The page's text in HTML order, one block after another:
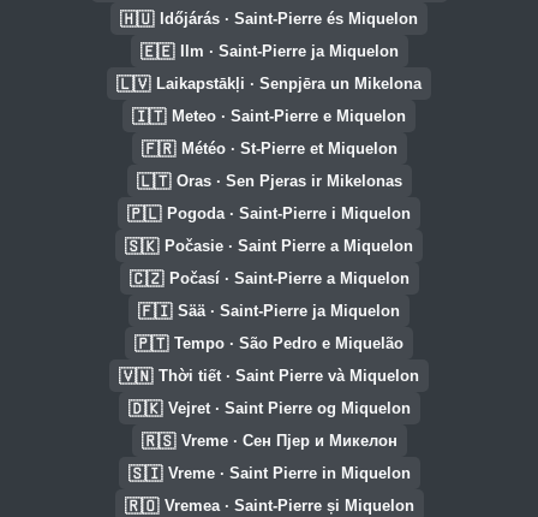
🇭🇺 Időjárás · Saint-Pierre és Miquelon
🇪🇪 Ilm · Saint-Pierre ja Miquelon
🇱🇻 Laikapstākļi · Senpjēra un Mikelona
🇮🇹 Meteo · Saint-Pierre e Miquelon
🇫🇷 Météo · St-Pierre et Miquelon
🇱🇹 Oras · Sen Pjeras ir Mikelonas
🇵🇱 Pogoda · Saint-Pierre i Miquelon
🇸🇰 Počasie · Saint Pierre a Miquelon
🇨🇿 Počasí · Saint-Pierre a Miquelon
🇫🇮 Sää · Saint-Pierre ja Miquelon
🇵🇹 Tempo · São Pedro e Miquelão
🇻🇳 Thời tiết · Saint Pierre và Miquelon
🇩🇰 Vejret · Saint Pierre og Miquelon
🇷🇸 Vreme · Сен Пјер и Микелон
🇸🇮 Vreme · Saint Pierre in Miquelon
🇷🇴 Vremea · Saint-Pierre și Miquelon